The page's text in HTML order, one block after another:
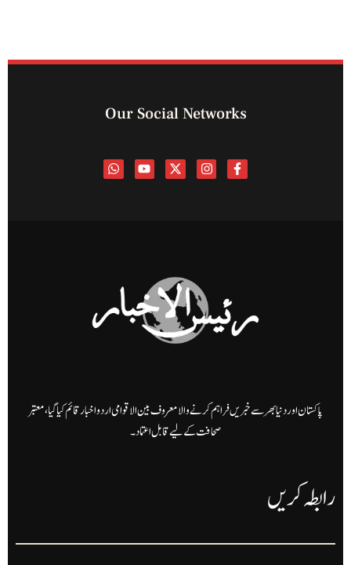
Our Social Networks
پاکستان اور دنیا بھر سے خبریں فراہم کرنے والا معروف بین الاقوامی اردو اخبار قائم کیا گیا، معتبر
صحافت کے لیے قابل اعتماد۔
رابطہ کریں